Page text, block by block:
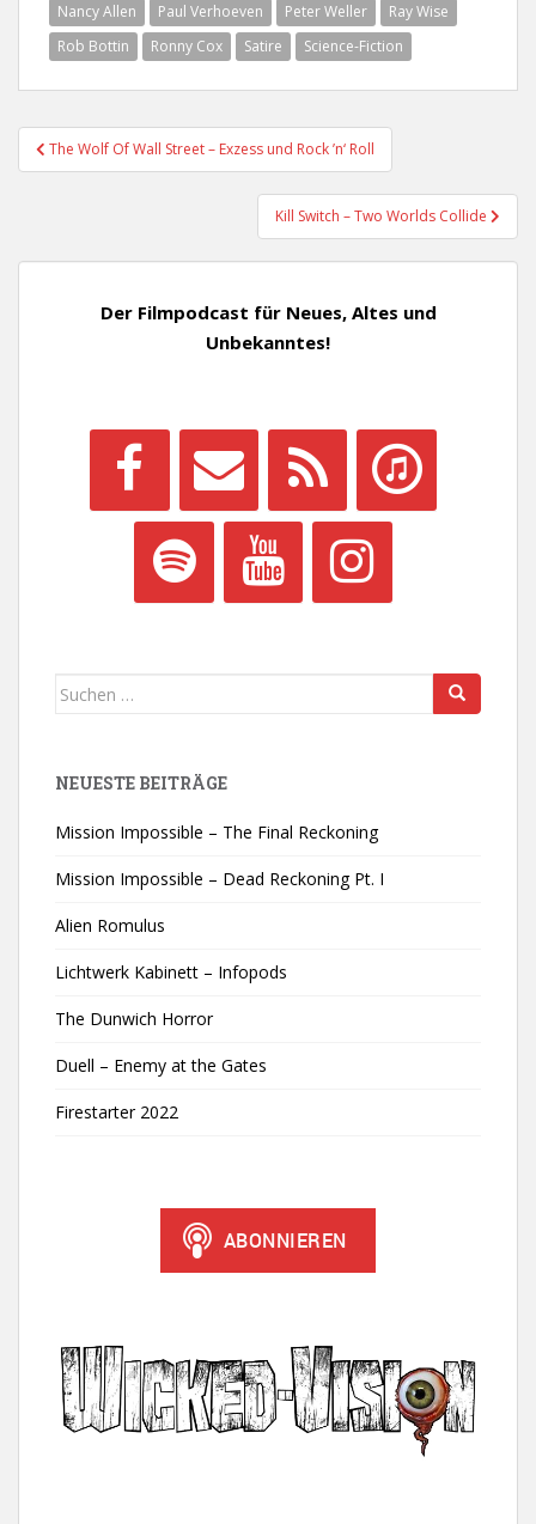
Nancy Allen
Paul Verhoeven Peter Weller
Ray Wise
Rob Bottin
Ronny Cox Satire Science-Fiction
Beitragsnavigation
The Wolf Of Wall Street – Exzess und Rock ’n‘ Roll
Kill Switch – Two Worlds Collide
Der Filmpodcast für Neues, Altes und
Unbekanntes!
Suchen
NEUESTE BEITRÄGE
Mission Impossible – The Final Reckoning
Mission Impossible – Dead Reckoning Pt. I
Alien Romulus
Lichtwerk Kabinett – Infopods
The Dunwich Horror
Duell – Enemy at the Gates
Firestarter 2022